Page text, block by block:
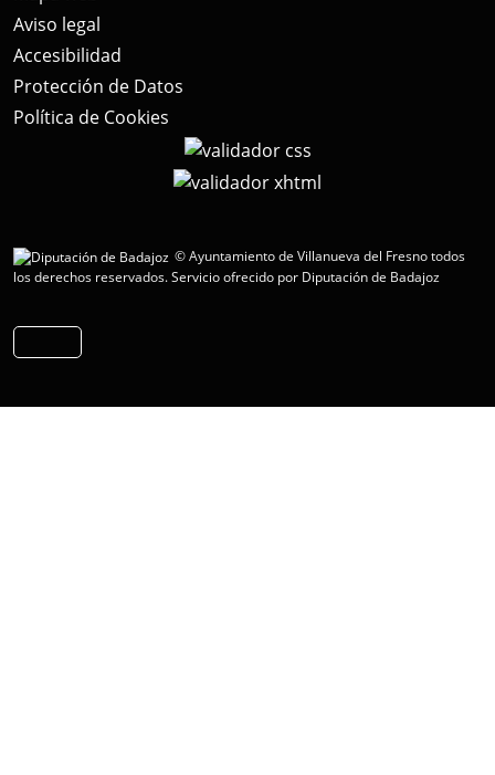
Aviso legal
Accesibilidad
Protección de Datos
Política de Cookies
© Ayuntamiento de Villanueva del Fresno todos
los derechos reservados.Servicio ofrecido por Diputación de Badajoz